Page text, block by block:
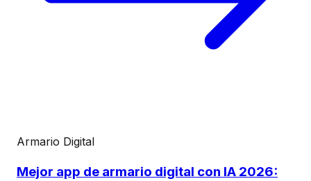
Armario Digital
Mejor app de armario digital con IA 2026: